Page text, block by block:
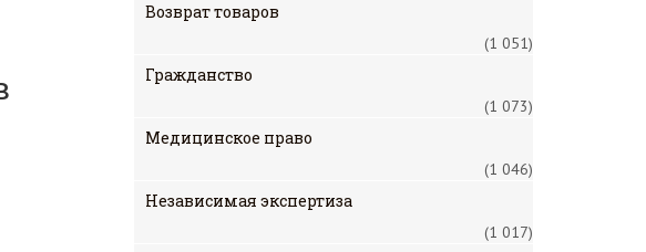
Возврат товаров
(1 051)
Гражданство
(1 073)
Медицинское право
(1 046)
Независимая экспертиза
(1 017)